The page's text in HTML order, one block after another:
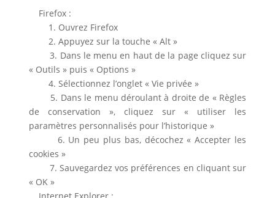
Firefox :
1. Ouvrez Firefox
2. Appuyez sur la touche « Alt »
3. Dans le menu en haut de la page cliquez sur
« Outils » puis « Options »
4. Sélectionnez l’onglet « Vie privée »
5. Dans le menu déroulant à droite de « Règles
de conservation », cliquez sur « utiliser les
paramètres personnalisés pour l’historique »
6. Un peu plus bas, décochez « Accepter les
cookies »
7. Sauvegardez vos préférences en cliquant sur
« OK »